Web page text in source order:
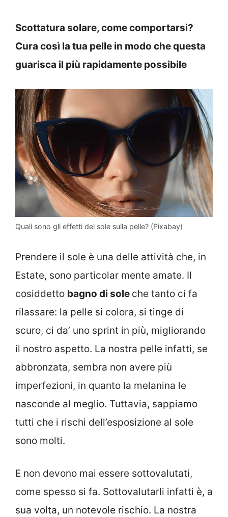
Scottatura solare, come comportarsi?
Cura così la tua pelle in modo che questa
guarisca il più rapidamente possibile
Quali sono gli effetti del sole sulla pelle? (Pixabay)
Prendere il sole è una delle attività che, in
Estate, sono particolar mente amate. Il
cosiddetto bagno di sole che tanto ci fa
rilassare: la pelle si colora, si tinge di
scuro, ci da’ uno sprint in più, migliorando
il nostro aspetto. La nostra pelle infatti, se
abbronzata, sembra non avere più
imperfezioni, in quanto la melanina le
nasconde al meglio. Tuttavia, sappiamo
tutti che i rischi dell’esposizione al sole
sono molti.
E non devono mai essere sottovalutati,
come spesso si fa. Sottovalutarli infatti è, a
sua volta, un notevole rischio. La nostra